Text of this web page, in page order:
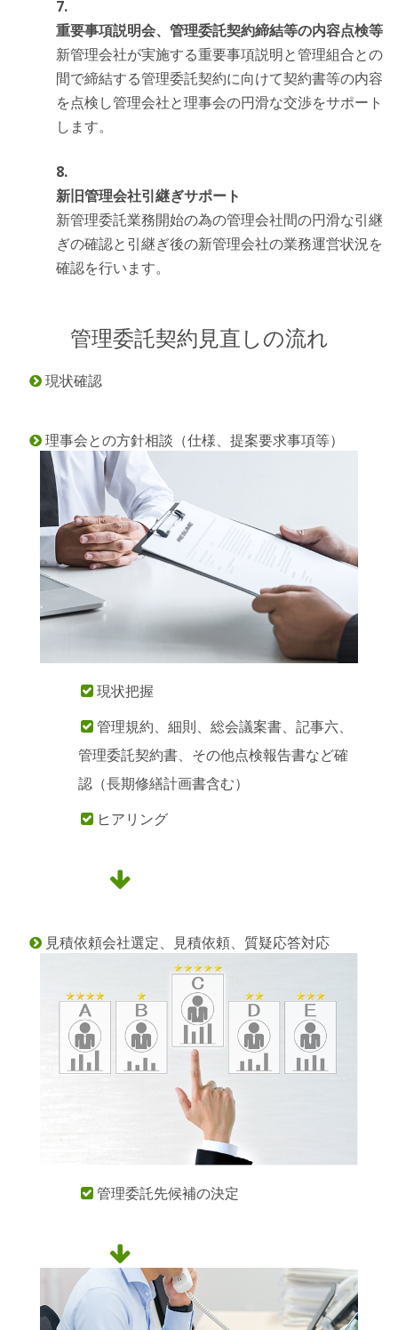
重要事項説明会、管理委託契約締結等の内容点検等
新管理会社が実施する重要事項説明と管理組合との
間で締結する管理委託契約に向けて契約書等の内容
を点検し管理会社と理事会の円滑な交渉をサポート
します。
新旧管理会社引継ぎサポート
新管理委託業務開始の為の管理会社間の円滑な引継
ぎの確認と引継ぎ後の新管理会社の業務運営状況を
確認を行います。
管理委託契約見直しの流れ
 現状確認
 理事会との方針相談（仕様、提案要求事項等）
 現状把握
 管理規約、細則、総会議案書、記事六、
管理委託契約書、その他点検報告書など確
認（長期修繕計画書含む）
 ヒアリング

 見積依頼会社選定、見積依頼、質疑応答対応
 管理委託先候補の決定
